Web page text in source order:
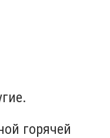
горячей